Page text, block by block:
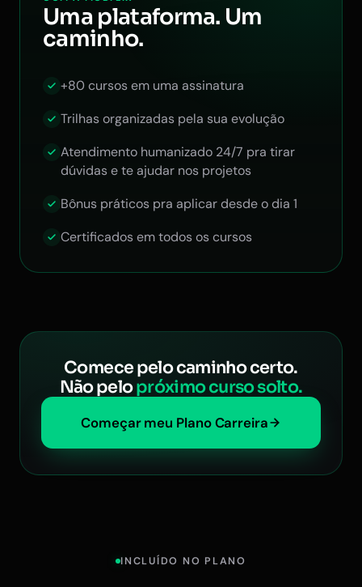
Uma plataforma. Um
caminho.
+80 cursos em uma assinatura
Trilhas organizadas pela sua evolução
Atendimento humanizado 24/7 pra tirar
dúvidas e te ajudar nos projetos
Bônus práticos pra aplicar desde o dia 1
Certificados em todos os cursos
Comece pelo caminho certo.
Não pelopróximo curso solto.
Começar meu Plano Carreira
INCLUÍDO NO PLANO